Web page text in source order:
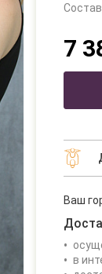
7
Ваш
в